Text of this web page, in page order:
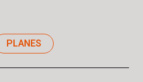
PLANES